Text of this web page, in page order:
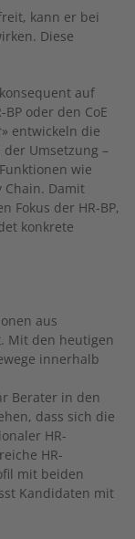
kann er bei
Diese
auf
oder den CoE
entwickeln die
Umsetzung –
wie
Chain. Damit
Fokus der HR-BP,
konkrete
aus
Mit den heutigen
innerhalb
Berater in den
dass sich die
HR-
HR-
mit beiden
Kandidaten mit